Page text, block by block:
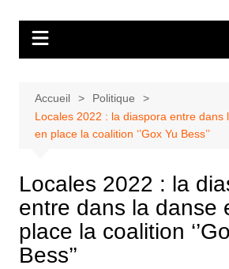
Accueil
Politique
Locales 2022 : la diaspora entre dans
en place la coalition ‘’Gox Yu Bess’’
Locales 2022 : la
entre dans la danse
place la coalition
Bess’’